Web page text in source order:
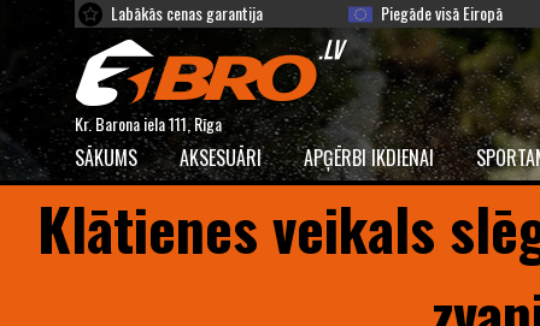
Labākās cenas garantija Piegāde visā Eiropā
Kr. Barona iela 111, Rīga
SĀKUMS AKSESUĀRI APĢĒRBI IKDIENAI
Klātienes veikals